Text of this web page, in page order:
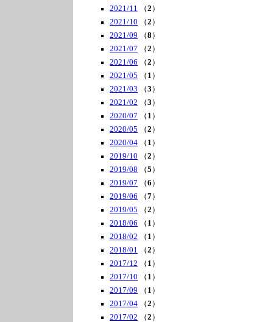
2021/11 （2 ）
2021/10 （2 ）
2021/09 （8 ）
2021/07 （2 ）
2021/06 （2 ）
2021/05 （ 1 ）
2021/03 （3 ）
2021/02 （3 ）
2020/07 （ 1 ）
2020/05 （2 ）
2020/04 （ 1 ）
2019/10 （2 ）
2019/08 （5 ）
2019/07 （6 ）
2019/06 （7）
2019/05 （2 ）
2018/06 （ 1 ）
2018/02 （ 1 ）
2018/01 （2 ）
2017/12 （ 1 ）
2017/10 （ 1 ）
2017/09 （ 1 ）
2017/04 （2 ）
2017/02 （2 ）